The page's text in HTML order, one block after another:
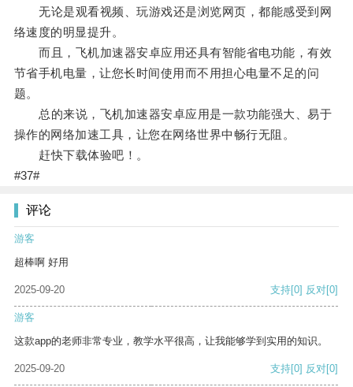
无论是观看视频、玩游戏还是浏览网页，都能感受到网
络速度的明显提升。
而且，飞机加速器安卓应用还具有智能省电功能，有效
节省手机电量，让您长时间使用而不用担心电量不足的问
题。
总的来说，飞机加速器安卓应用是一款功能强大、易于
操作的网络加速工具，让您在网络世界中畅行无阻。
赶快下载体验吧！。
#37#
评论
游客
超棒啊 好用
2025-09-20 支持[0] 反对[0]
游客
这款app的老师非常专业，教学水平很高，让我能够学到实用的知识。
2025-09-20 支持[0] 反对[0]